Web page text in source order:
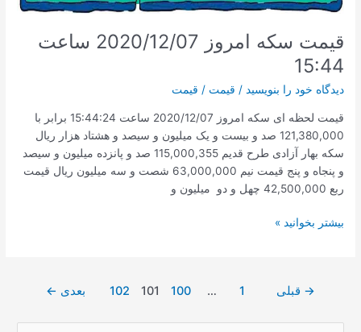
قیمت سکه امروز 2020/12/07 ساعت
15:44
دیدگاه‌ خود را بنویسید / قیمت / قیمت
قیمت لحظه ای سکه امروز 2020/12/07 ساعت 15:44:24 برابر با
121,380,000 صد و بیست و یک میلیون و سیصد و هشتاد هزار ریال
سکه بهار آزادی طرح قدیم 115,000,355 صد و پانزده میلیون و سیصد
و پنجاه و پنج قیمت نیم 63,000,000 شصت و سه میلیون ریال قیمت
ربع 42,500,000 چهل و دو میلیون و
قیمت
ساعت
بیشتر بخوانید »
صفحه‌بندی→ قبلی 1
…
100
101
102 بعدی ←